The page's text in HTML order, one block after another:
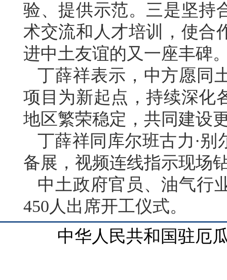
验、提供示范。三是坚持
术交流和人才培训，使合
进中土友谊的又一座丰碑
丁薛祥表示，中方愿同
项目为新起点，持续深化
地区繁荣稳定，共同建设
丁薛祥同库尔班古力·
备展，视频连线指示现场
中土政府官员、油气行
450人出席开工仪式。
中华人民共和国驻厄